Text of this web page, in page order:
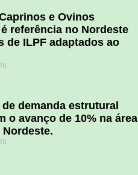
e Ovinos
referência no Nordeste
de ILPF adaptados ao
demanda estrutural
o avanço de 10% na área